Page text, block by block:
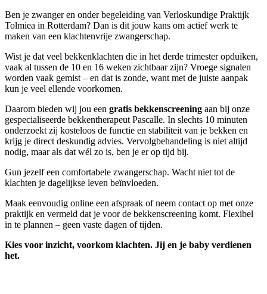
Ben je zwanger en onder begeleiding van Verloskundige Praktijk
Tolmiea in Rotterdam? Dan is dit jouw kans om actief werk te
maken van een klachtenvrije zwangerschap.
Wist je dat veel bekkenklachten die in het derde trimester opduiken,
vaak al tussen de 10 en 16 weken zichtbaar zijn? Vroege signalen
worden vaak gemist – en dat is zonde, want met de juiste aanpak
kun je veel ellende voorkomen.
Daarom bieden wij jou een gratis bekkenscreening aan bij onze
gespecialiseerde bekkentherapeut Pascalle. In slechts 10 minuten
onderzoekt zij kosteloos de functie en stabiliteit van je bekken en
krijg je direct deskundig advies. Vervolgbehandeling is niet altijd
nodig, maar als dat wél zo is, ben je er op tijd bij.
Gun jezelf een comfortabele zwangerschap. Wacht niet tot de
klachten je dagelijkse leven beïnvloeden.
Maak eenvoudig online een afspraak of neem contact op met onze
praktijk en vermeld dat je voor de bekkenscreening komt. Flexibel
in te plannen – geen vaste dagen of tijden.
Kies voor inzicht, voorkom klachten. Jij en je baby verdienen
het.